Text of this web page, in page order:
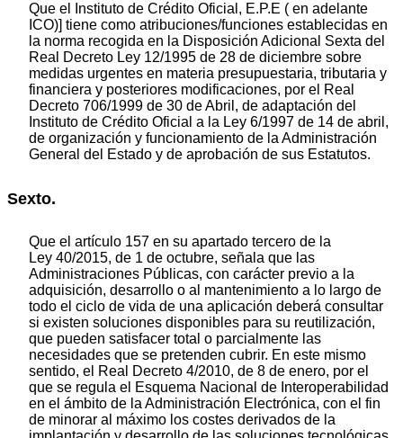
Que el Instituto de Crédito Oficial, E.P.E ( en adelante
ICO)] tiene como atribuciones/funciones establecidas en
la norma recogida en la Disposición Adicional Sexta del
Real Decreto Ley 12/1995 de 28 de diciembre sobre
medidas urgentes en materia presupuestaria, tributaria y
financiera y posteriores modificaciones, por el Real
Decreto 706/1999 de 30 de Abril, de adaptación del
Instituto de Crédito Oficial a la Ley 6/1997 de 14 de abril,
de organización y funcionamiento de la Administración
General del Estado y de aprobación de sus Estatutos.
Sexto.
Que el artículo 157 en su apartado tercero de la
Ley 40/2015, de 1 de octubre, señala que las
Administraciones Públicas, con carácter previo a la
adquisición, desarrollo o al mantenimiento a lo largo de
todo el ciclo de vida de una aplicación deberá consultar
si existen soluciones disponibles para su reutilización,
que pueden satisfacer total o parcialmente las
necesidades que se pretenden cubrir. En este mismo
sentido, el Real Decreto 4/2010, de 8 de enero, por el
que se regula el Esquema Nacional de Interoperabilidad
en el ámbito de la Administración Electrónica, con el fin
de minorar al máximo los costes derivados de la